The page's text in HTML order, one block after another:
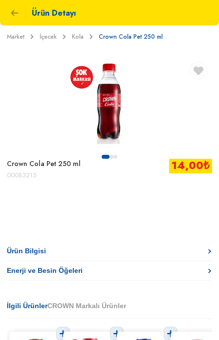
Ürün Detayı
Market İçecek Kola Crown Cola Pet 250 ml
Crown Cola Pet 250 ml
00083215
14,00₺
Ürün Bilgisi
Enerji ve Besin Öğeleri
İlgili ÜrünlerCROWN Markalı Ürünler